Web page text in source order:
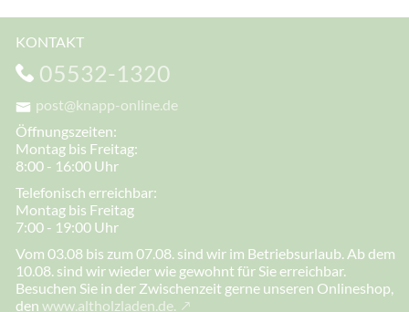
KONTAKT
05532-1320
post@knapp-online.de
Öffnungszeiten:
Montag bis Freitag:
8:00 - 16:00 Uhr
Telefonisch erreichbar:
Montag bis Freitag
7:00 - 19:00 Uhr
Vom 03.08 bis zum 07.08. sind wir im Betriebsurlaub. Ab dem
10.08. sind wir wieder wie gewohnt für Sie erreichbar.
Besuchen Sie in der Zwischenzeit gerne unseren Onlineshop,
den www.altholzladen.de.